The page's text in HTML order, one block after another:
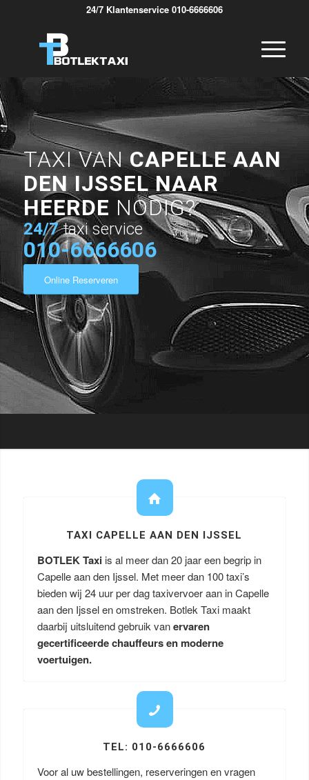
24/7 Klantenservice 010-6666606
TAXI VANCAPELLE AAN
DEN IJSSEL NAAR
HEERDE NODIG?
24/7 taxi service
010-6666606
Online Reserveren
TAXI CAPELLE AAN DEN IJSSEL
BOTLEK Taxi is al meer dan 20 jaar een begrip in
Capelle aan den Ijssel. Met meer dan 100 taxi’s
bieden wij 24 uur per dag taxivervoer aan in Capelle
aan den Ijssel en omstreken. Botlek Taxi maakt
daarbij uitsluitend gebruik vanervaren
gecertificeerde chauffeurs en moderne
voertuigen.
TEL: 010-6666606
Voor al uw bestellingen, reserveringen en vragen